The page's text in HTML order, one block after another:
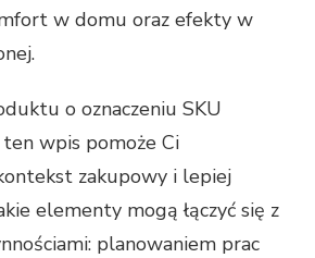
w domu oraz efekty w
o oznaczeniu SKU
ten wpis pomoże Ci
zakupowy i lepiej
elementy mogą łączyć się z
planowaniem prac